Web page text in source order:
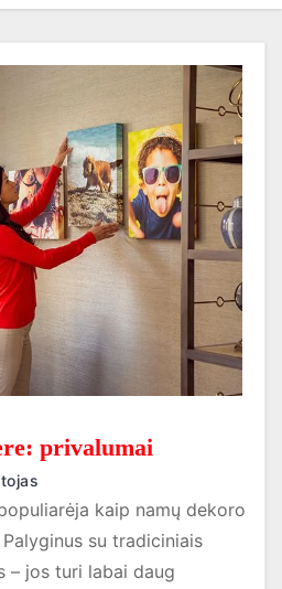
privalumai
kaip namų dekoro
su tradiciniais
– jos turi labai daug